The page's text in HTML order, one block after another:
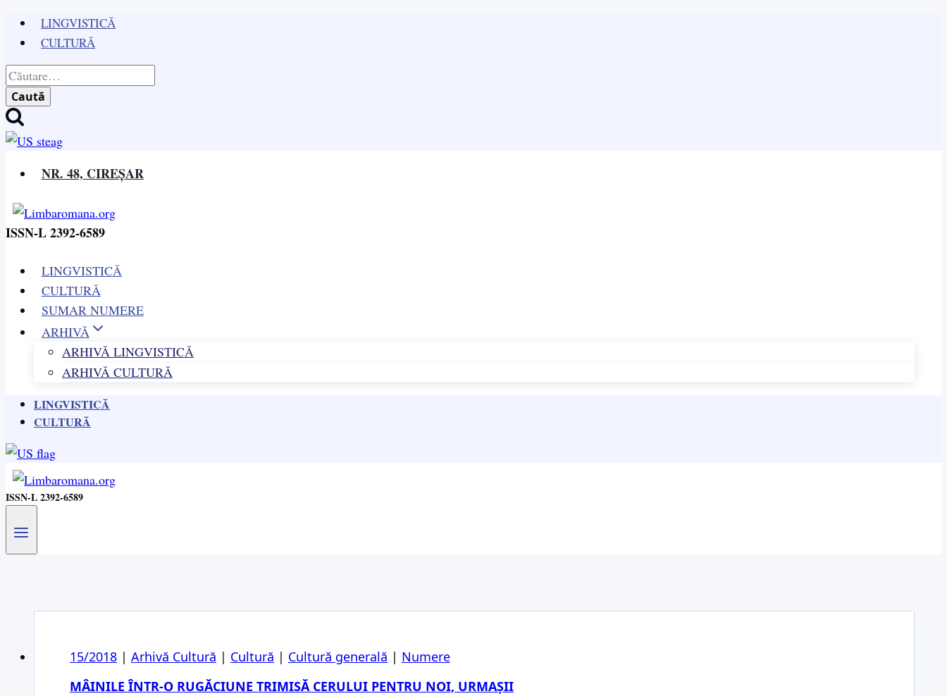
Skip
content
LINGVISTICĂ
CULTURĂ
Caută
după:
NR. 48, CIREȘAR
ISSN-L 2392-6589
LINGVISTICĂ
CULTURĂ
SUMAR NUMERE
ARHIVĂ
ARHIVĂ LINGVISTICĂ
ARHIVĂ CULTURĂ
LINGVISTICĂ
CULTURĂ
ISSN-L 2392-6589
15/2018 | Arhivă Cultură | Cultură | Cultură generală | Numere
MÂINILE ÎNTR-O RUGĂCIUNE TRIMISĂ CERULUI PENTRU NOI, URMAȘII